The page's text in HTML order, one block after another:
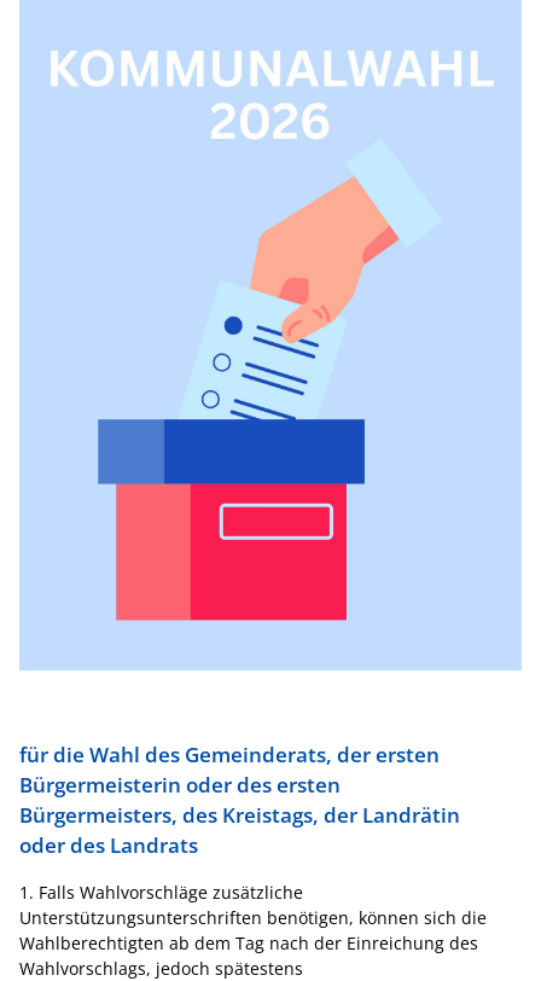
für die Wahl des Gemeinderats, der ersten
Bürgermeisterin oder des ersten
Bürgermeisters, des Kreistags, der Landrätin
oder des Landrats
1. Falls Wahlvorschläge zusätzliche
Unterstützungsunterschriften benötigen, können sich die
Wahlberechtigten ab dem Tag nach der Einreichung des
Wahlvorschlags, jedoch spätestens